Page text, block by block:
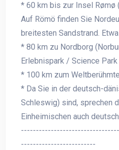
* 60 km bis zur Insel Rømø
Auf Römö finden Sie
breitesten Sandstrand.
* 80 km zu Nordborg
Erlebnispark / Science
* 100 km zum
* Da Sie in der deutsch-
Schleswig) sind, sprechen
Einheimischen auch deutsch
-------------------------